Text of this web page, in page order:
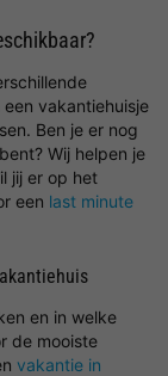
vakantiehuisje
Ben je er nog
Wij helpen je
jij er op het
een last minute
en in welke
de mooiste
vakantie in